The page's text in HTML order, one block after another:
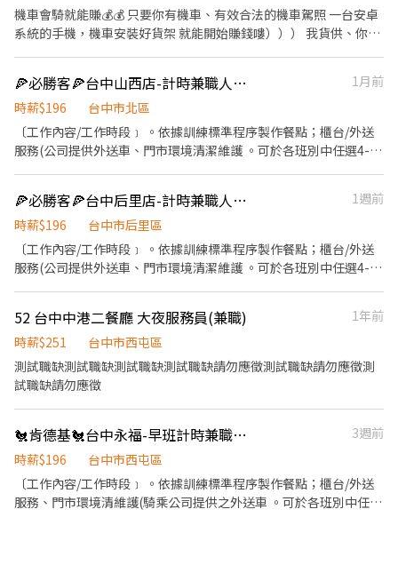
機車會騎就能賺💰️💰️ 只要你有機車、有效合法的機車駕照 一台安卓
系統的手機，機車安裝好貨架 就能開始賺錢嘍））） 我貨供、你配
圍3公里內 ✔️ 當日配送完成即可提前收工 📅 休息安排 ✔️一週排休兩
天 ✅ 基本條件 ✔️ 自備機車 ✔️ 有效駕照＋強制險 ✔️ Android手機 🚀
應徵方式 ---------------------------------------------------- 快速應
徵【截圖應徵職缺+姓名+電話】 官方賴：@346uatki 會有專人與您
聯絡，安排面試~
🍕必勝客🍕台中山西店-計時兼職人員-★彈性周排班★$196-$246另享外送獎金
1月前
時薪$196
台中市北區
〔工作內容/工作時段﹞ 。依據訓練標準程序製作餐點；櫃台/外送
服務(公司提供外送車、門市環境清潔維護 。可於各班別中任選4-6
薪($2/時 ◆ 值班津貼：每小時40元(晉升幹部後 ◆ 健檢：任職滿一
年起，公司提供年度健檢照顧你的健康 ◆ 保險：除勞、健、勞退
外，公司更為你投保團保維護你的安全 ◆ 員工用餐折扣：每月任職
滿50小時，即享有乙次員工折扣優惠85折簡訊，除了自用也能分享
給親友共享唷 ◆ 生日/節慶禮卷： 你生日我慶祝，生日當月我們提
福利禮券 好好與家人歡慶 你旅遊我贊助，每年職福會提供你旅遊津
貼 好好享受幸福人生 ◎ 詳細工作時間於面試時告知
🍕必勝客🍕台中后里店-計時兼職人員-★彈性周排班★-"$196-$240"-另享外送獎金
1週前
時薪$196
台中市后里區
〔工作內容/工作時段﹞ 。依據訓練標準程序製作餐點；櫃台/外送
服務(公司提供外送車、門市環境清潔維護 。可於各班別中任選4-6
薪($2/時 ◆ 值班津貼：每小時40元(晉升幹部後 ◆ 健檢：任職滿一
年起，公司提供年度健檢照顧你的健康 ◆ 保險：除勞、健、勞退
外，公司更為你投保團保維護你的安全 ◆ 員工用餐折扣：每月任職
滿50小時，即享有乙次員工折扣優惠85折簡訊，除了自用也能分享
福利禮券 好好與家人歡慶 你旅遊我贊助，每年職福會提供你旅遊津
貼 好好享受幸福人生 ◎ 詳細工作時間於面試時告知
52 台中中港二餐廳 大夜服務員(兼職)
1年前
時薪$251
台中市西屯區
測試職缺測試職缺測試職缺測試職缺請勿應徵測試職缺請勿應徵測
試職缺請勿應徵
🐔肯德基🐔台中永福-早班計時兼職人員-★彈性周排班★-"$196-$201"
3週前
時薪$196
台中市西屯區
〔工作內容/工作時段﹞ 。依據訓練標準程序製作餐點；櫃台/外送
服務、門市環境清維護(騎乘公司提供之外送車 。可於各班別中任選